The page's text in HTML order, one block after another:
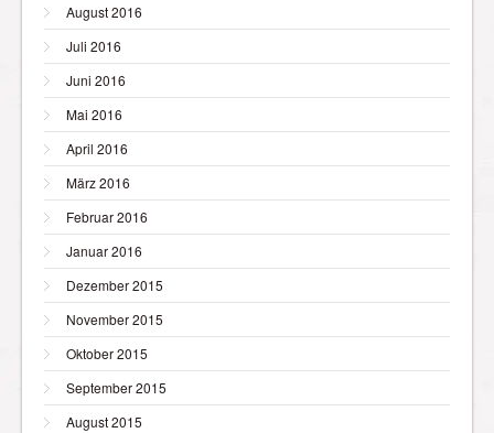
August 2016
Juli 2016
Juni 2016
Mai 2016
April 2016
März 2016
Februar 2016
Januar 2016
Dezember 2015
November 2015
Oktober 2015
September 2015
August 2015